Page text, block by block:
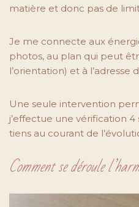
matière et donc pas de
Je me connecte aux
photos, au plan qui peut
l’orientation) et à l’adresse
Une seule intervention
j’effectue une vérification
tiens au courant de
Comment se déroule